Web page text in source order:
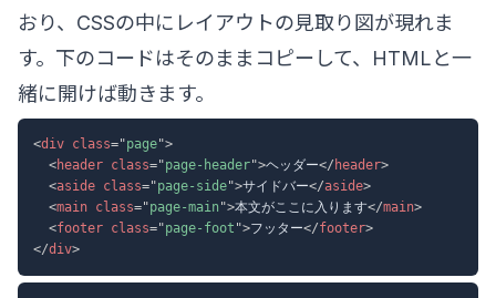
おり、CSSの中にレイアウトの見取り図が現れま
す。下のコードはそのままコピーして、HTMLと一
緒に開けば動きます。
<div class="page">
<header class="page-header">ヘッダー</ header>
<aside class="page-side">サイドバー</aside>
<main class="page-main">本文がここに入ります</main>
<footer class="page-foot ">フッター</footer>
</div>